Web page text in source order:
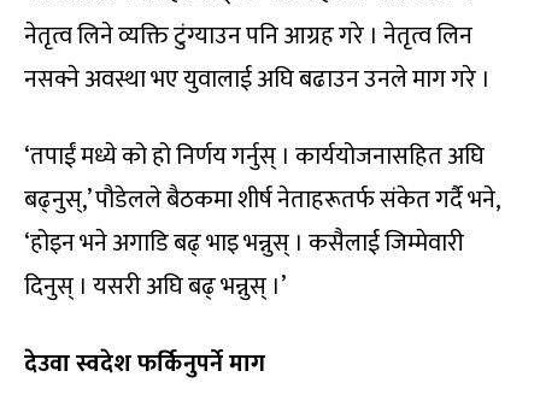
नेतृत्व लिने व्यक्ति टुंग्याउन पनि आग्रह गरे । नेतृत्व लिन
नसक्ने अवस्था भए युवालाई अघि बढाउन उनले माग गरे ।
‘तपाईं मध्ये को हो निर्णय गर्नुस् । कार्ययोजनासहित अघि
बढ्नुस्,’ पौडेलले बैठकमा शीर्ष नेताहरूतर्फ संकेत गर्दै भने,
‘होइन भने अगाडि बढ् भाइ भन्नुस् । कसैलाई जिम्मेवारी
दिनुस् । यसरी अघि बढ् भन्नुस् ।’
देउवा स्वदेश फर्किनुपर्ने माग